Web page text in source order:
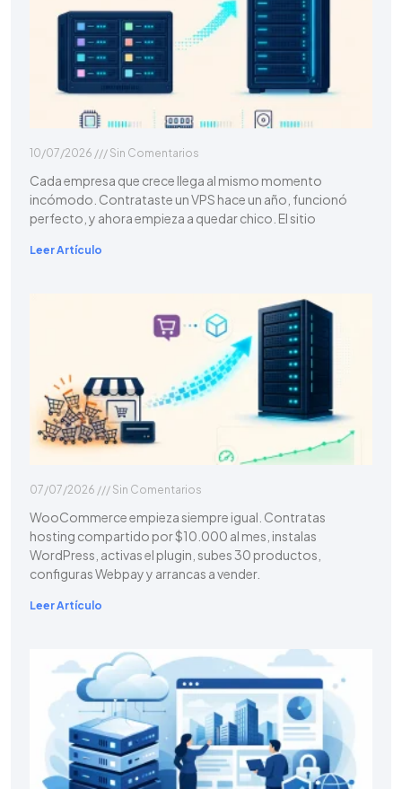
10/07/2026 Sin Comentarios
Cada empresa que crece llega al mismo momento
incómodo. Contrataste un VPS hace un año, funcionó
perfecto, y ahora empieza a quedar chico. El sitio
Leer Artículo
07/07/2026 Sin Comentarios
WooCommerce empieza siempre igual. Contratas
hosting compartido por $10.000 al mes, instalas
WordPress, activas el plugin, subes 30 productos,
configuras Webpay y arrancas a vender.
Leer Artículo